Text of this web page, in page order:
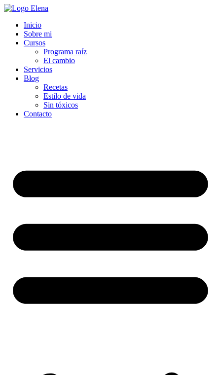
Inicio
Sobre mi
Cursos
Programa raíz
El cambio
Servicios
Blog
Recetas
Estilo de vida
Sin tóxicos
Contacto